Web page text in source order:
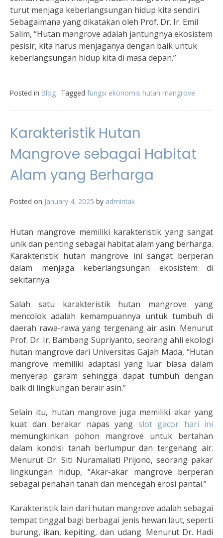
turut menjaga keberlangsungan hidup kita sendiri.
Sebagaimana yang dikatakan oleh Prof. Dr. Ir. Emil
Salim, “Hutan mangrove adalah jantungnya ekosistem
pesisir, kita harus menjaganya dengan baik untuk
keberlangsungan hidup kita di masa depan.”
Posted in Blog Tagged fungsi ekonomis hutan mangrove
Karakteristik Hutan
Mangrove sebagai Habitat
Alam yang Berharga
Posted on January 4, 2025 by admintak
Hutan mangrove memiliki karakteristik yang sangat
unik dan penting sebagai habitat alam yang berharga.
Karakteristik hutan mangrove ini sangat berperan
dalam menjaga keberlangsungan ekosistem di
sekitarnya.
Salah satu karakteristik hutan mangrove yang
mencolok adalah kemampuannya untuk tumbuh di
daerah rawa-rawa yang tergenang air asin. Menurut
Prof. Dr. Ir. Bambang Supriyanto, seorang ahli ekologi
hutan mangrove dari Universitas Gajah Mada, “Hutan
mangrove memiliki adaptasi yang luar biasa dalam
menyerap garam sehingga dapat tumbuh dengan
baik di lingkungan berair asin.”
Selain itu, hutan mangrove juga memiliki akar yang
kuat dan berakar napas yang slot gacor hari ini
memungkinkan pohon mangrove untuk bertahan
dalam kondisi tanah berlumpur dan tergenang air.
Menurut Dr. Siti Nuramaliati Prijono, seorang pakar
lingkungan hidup, “Akar-akar mangrove berperan
sebagai penahan tanah dan mencegah erosi pantai.”
Karakteristik lain dari hutan mangrove adalah sebagai
tempat tinggal bagi berbagai jenis hewan laut, seperti
burung, ikan, kepiting, dan udang. Menurut Dr. Hadi